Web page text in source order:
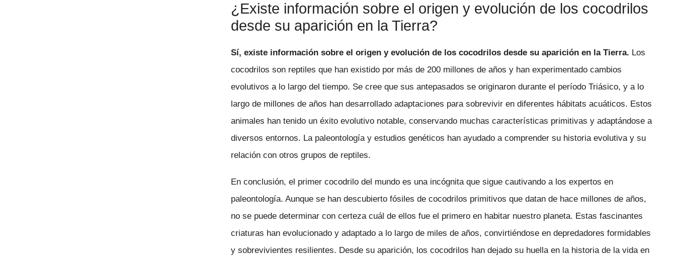
¿Existe información sobre el origen y evolución de los cocodrilos
desde su aparición en la Tierra?
Sí, existe información sobre el origen y evolución de los cocodrilos desde su aparición en la Tierra. Los
cocodrilos son reptiles que han existido por más de 200 millones de años y han experimentado cambios
evolutivos a lo largo del tiempo. Se cree que sus antepasados se originaron durante el período Triásico, y a lo
largo de millones de años han desarrollado adaptaciones para sobrevivir en diferentes hábitats acuáticos. Estos
animales han tenido un éxito evolutivo notable, conservando muchas características primitivas y adaptándose a
diversos entornos. La paleontología y estudios genéticos han ayudado a comprender su historia evolutiva y su
relación con otros grupos de reptiles.
En conclusión, el primer cocodrilo del mundo es una incógnita que sigue cautivando a los expertos en
paleontología. Aunque se han descubierto fósiles de cocodrilos primitivos que datan de hace millones de años,
no se puede determinar con certeza cuál de ellos fue el primero en habitar nuestro planeta. Estas fascinantes
criaturas han evolucionado y adaptado a lo largo de miles de años, convirtiéndose en depredadores formidables
y sobrevivientes resilientes. Desde su aparición, los cocodrilos han dejado su huella en la historia de la vida en